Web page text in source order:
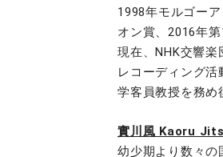
1998年モルゴー
オン賞、2016年
現在、NHK交響
レコーディング
学客員教授を務め
實川風 Kaoru
幼少期より数々の